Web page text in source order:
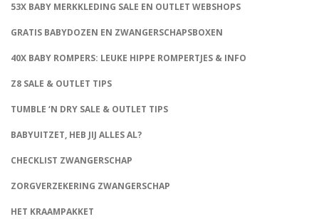
53X BABY MERKKLEDING SALE EN OUTLET WEBSHOPS
GRATIS BABYDOZEN EN ZWANGERSCHAPSBOXEN
40X BABY ROMPERS: LEUKE HIPPE ROMPERTJES & INFO
Z8 SALE & OUTLET TIPS
TUMBLE ‘N DRY SALE & OUTLET TIPS
BABYUITZET, HEB JIJ ALLES AL?
CHECKLIST ZWANGERSCHAP
ZORGVERZEKERING ZWANGERSCHAP
HET KRAAMPAKKET